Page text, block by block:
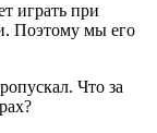
играть при
Поэтому мы его
Что за